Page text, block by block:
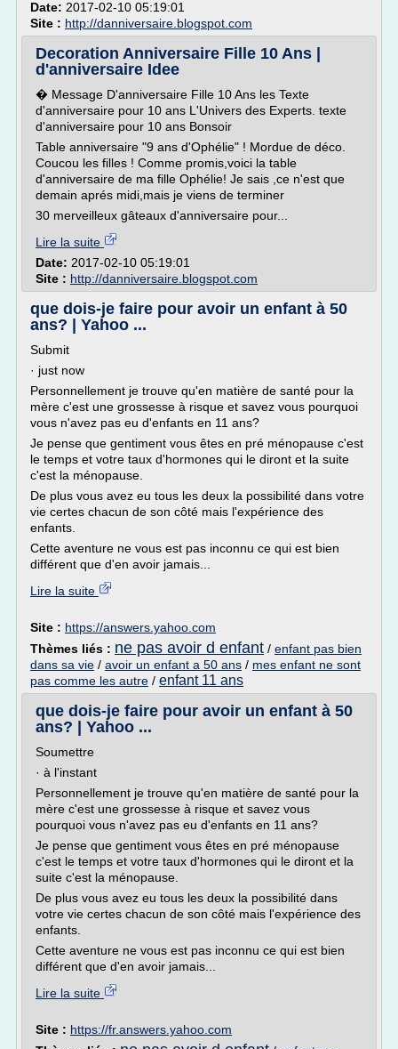
Date: 2017-02-10 05:19:01
Site : http://danniversaire.blogspot.com
Decoration Anniversaire Fille 10 Ans |
d'anniversaire Idee
� Message D'anniversaire Fille 10 Ans les Texte
d'anniversaire pour 10 ans L'Univers des Experts. texte
d'anniversaire pour 10 ans Bonsoir
Table anniversaire "9 ans d'Ophélie" ! Mordue de déco.
Coucou les filles ! Comme promis,voici la table
d'anniversaire de ma fille Ophélie! Je sais ,ce n'est que
demain aprés midi,mais je viens de terminer
30 merveilleux gâteaux d'anniversaire pour...
Lire la suite
Date: 2017-02-10 05:19:01
Site : http://danniversaire.blogspot.com
que dois-je faire pour avoir un enfant à 50
ans? | Yahoo ...
Submit
· just now
Personnellement je trouve qu'en matière de santé pour la
mère c'est une grossesse à risque et savez vous pourquoi
vous n'avez pas eu d'enfants en 11 ans?
Je pense que gentiment vous êtes en pré ménopause c'est
le temps et votre taux d'hormones qui le diront et la suite
c'est la ménopause.
De plus vous avez eu tous les deux la possibilité dans votre
vie certes chacun de son côté mais l'expérience des
enfants.
Cette aventure ne vous est pas inconnu ce qui est bien
différent que d'en avoir jamais...
Lire la suite
Site : https://answers.yahoo.com
Thèmes liés : ne pas avoir d enfant / enfant pas bien
dans sa vie / avoir un enfant a 50 ans / mes enfant ne sont
pas comme les autre / enfant 11 ans
que dois-je faire pour avoir un enfant à 50
ans? | Yahoo ...
Soumettre
· à l'instant
Personnellement je trouve qu'en matière de santé pour la
mère c'est une grossesse à risque et savez vous
pourquoi vous n'avez pas eu d'enfants en 11 ans?
Je pense que gentiment vous êtes en pré ménopause
c'est le temps et votre taux d'hormones qui le diront et la
suite c'est la ménopause.
De plus vous avez eu tous les deux la possibilité dans
votre vie certes chacun de son côté mais l'expérience des
enfants.
Cette aventure ne vous est pas inconnu ce qui est bien
différent que d'en avoir jamais...
Lire la suite
Site : https://fr.answers.yahoo.com